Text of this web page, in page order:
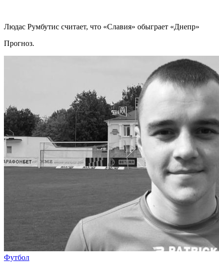
Людас Румбутис считает, что «Славия» обыграет «Днепр»
Прогноз.
Футбол